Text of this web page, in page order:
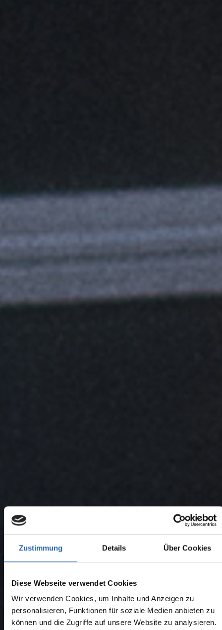
Zustimmung Details Über Cookies
Diese Webseite verwendet Cookies
Wir verwenden Cookies, um Inhalte und Anzeigen zu
personalisieren, Funktionen für soziale Medien anbieten zu
können und die Zugriffe auf unsere Website zu analysieren.